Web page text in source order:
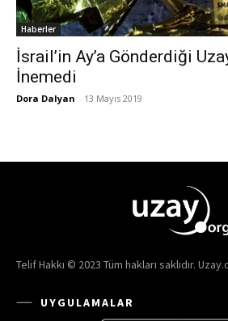
Haberler
İsrail’in Ay’a Gönderdiği
İnemedi
Dora Dalyan - 13 Mayıs 2019
Telif Hakkı © 2023 Tüm hakları saklıdır.
UYGULAMALAR